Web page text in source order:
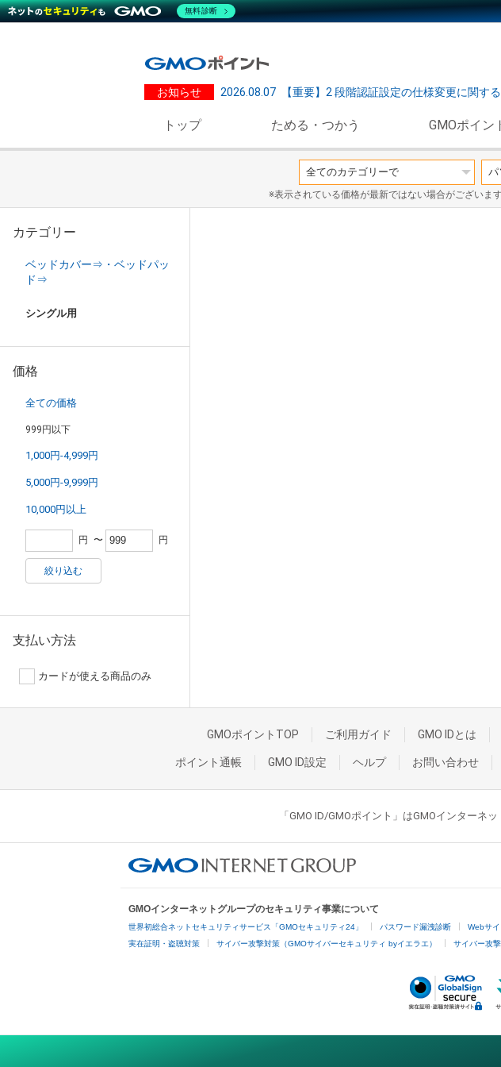
お知らせ 2026.08.07 【重要】2 段階認証設定の仕様変更に関す
トップ ためる・つかう GMOポイン
※表示されている価格が最新ではない場合がございま
カテゴリー
ベッドカバー⇒・ベッドパッ
ド⇒
シングル用
価格
全ての価格
999円以下
1,000円-4,999円
5,000円-9,999円
10,000円以上
円 〜 円
絞り込む
支払い方法
カードが使える商品のみ
GMOポイントTOP ご利用ガイド GMO IDとは
ポイント通帳 GMO ID設定 ヘルプ お問い合わせ
「GMO ID/GMOポイント」はGMOインターネ
GMOインターネットグループのセキュリティ事業について
世界初総合ネットセキュリティサービス「GMOセキュリティ24」 パスワード漏洩診断 Webサ
実在証明・盗聴対策 サイバー攻撃対策（GMOサイバーセキュリティ byイエラエ） サイバー攻
無料診断